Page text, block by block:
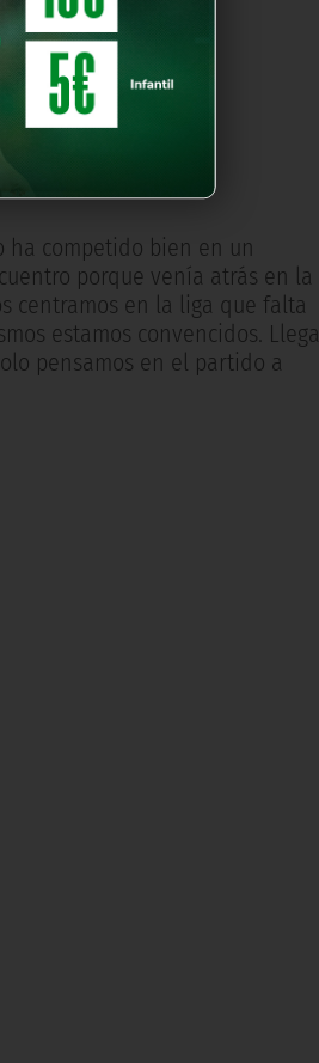
ha competido bien en un
porque venía atrás en la
centramos en la liga que falta
estamos convencidos. Llega
pensamos en el partido a